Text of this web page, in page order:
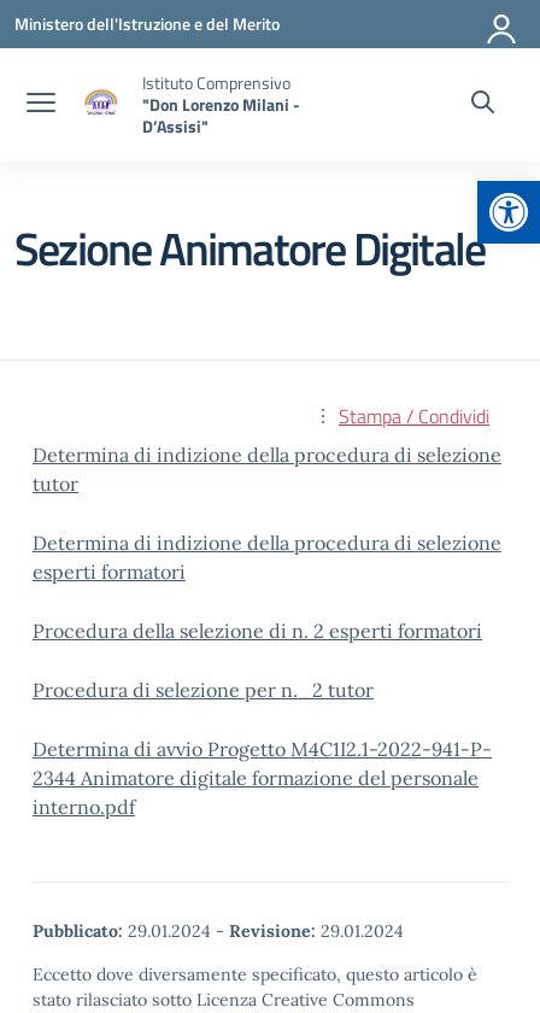
Vai ai contenuti
Vai al menu di navigazione
Vai al footer
Ministero dell'Istruzione e del Merito
Istituto Comprensivo
"Don Lorenzo Milani -
D’Assisi"
Sezione Animatore Digitale
Stampa / Condividi
Determina di indizione della procedura di selezione
tutor
Determina di indizione della procedura di selezione
esperti formatori
Procedura della selezione di n. 2 esperti formatori
Procedura di selezione per n._2 tutor
Determina di avvio Progetto M4C1I2.1-2022-941-P-
2344 Animatore digitale formazione del personale
interno.pdf
Pubblicato: 29.01.2024 - Revisione: 29.01.2024
Eccetto dove diversamente specificato, questo articolo è
stato rilasciato sotto Licenza Creative Commons